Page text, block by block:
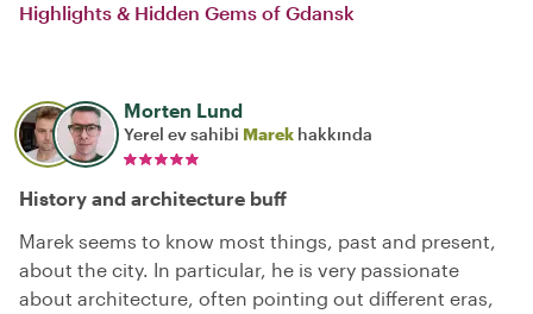
Highlights & Hidden Gems of Gdansk
Morten Lund
Yerel ev sahibi Marek hakkında
History and architecture buff
Marek seems to know most things, past and present,
about the city. In particular, he is very passionate
about architecture, often pointing out different eras,